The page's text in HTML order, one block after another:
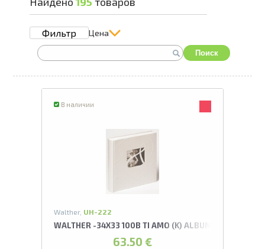
Фильтр Цена
Поиск
В наличии
Walther, UH-222
WALTHER -34X33 100B TI AMO (K) ALBUMS*
63.50 €